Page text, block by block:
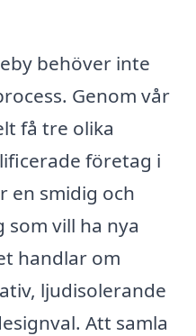
behöver inte
Genom vår
få tre olika
företag i
en smidig och
vill ha nya
handlar om
ljudisolerande
Att samla